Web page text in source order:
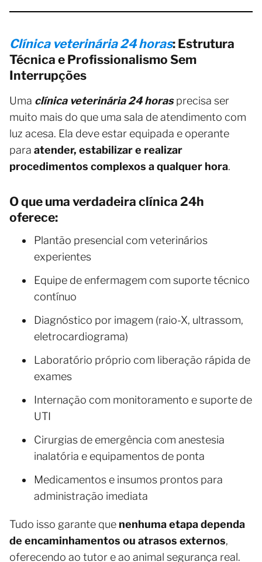
Clínica veterinária 24 horas: Estrutura
Técnica e Profissionalismo Sem
Interrupções
Uma clínica veterinária 24 horasprecisa ser
muito mais do que uma sala de atendimento com
luz acesa. Ela deve estar equipada e operante
para atender, estabilizar e realizar
procedimentos complexos a qualquer hora.
O que uma verdadeira clínica 24h
oferece:
Plantão presencial com veterinários
experientes
Equipe de enfermagem com suporte técnico
contínuo
Diagnóstico por imagem (raio-X, ultrassom,
eletrocardiograma)
Laboratório próprio com liberação rápida de
exames
Internação com monitoramento e suporte de
UTI
Cirurgias de emergência com anestesia
inalatória e equipamentos de ponta
Medicamentos e insumos prontos para
administração imediata
Tudo isso garante que nenhuma etapa dependa
de encaminhamentos ou atrasos externos,
oferecendo ao tutor e ao animal segurança real.